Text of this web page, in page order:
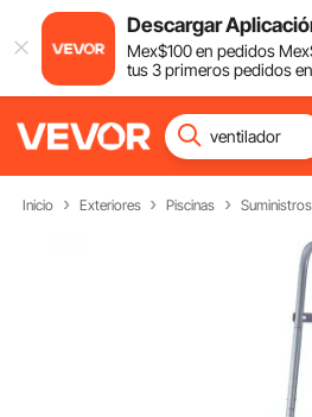
Descargar
Mex$100en pedidos
tus 3 primeros pedidos
Inicio Exteriores Piscinas